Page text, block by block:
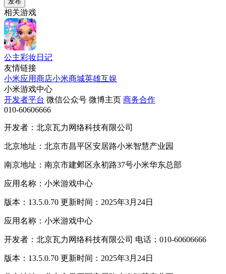
相关游戏
公主彩妆日记
友情链接
小米应用商店小米商城英雄互娱
小米游戏中心
开发者平台 微信公众号 微博主页 商务合作
010-60606666
开发者：北京瓦力网络科技有限公司
北京地址：北京市昌平区安居路小米智慧产业园
南京地址：南京市建邺区永初路37号小米华东总部
应用名称：小米游戏中心
版本：13.5.0.70 更新时间：2025年3月24日
应用名称：小米游戏中心
开发者：北京瓦力网络科技有限公司 电话：010-60606666
版本：13.5.0.70 更新时间：2025年3月24日